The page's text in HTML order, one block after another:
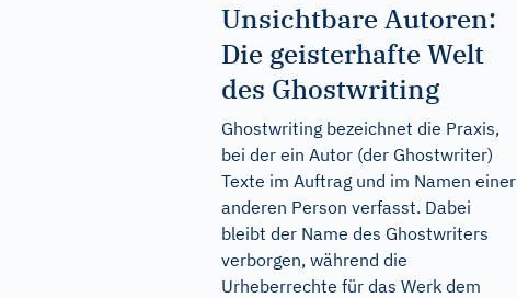
Unsichtbare Autoren:
Die geisterhafte Welt
des Ghostwriting
Ghostwriting bezeichnet die Praxis,
bei der ein Autor (der Ghostwriter)
Texte im Auftrag und im Namen einer
anderen Person verfasst. Dabei
bleibt der Name des Ghostwriters
verborgen, während die
Urheberrechte für das Werk dem